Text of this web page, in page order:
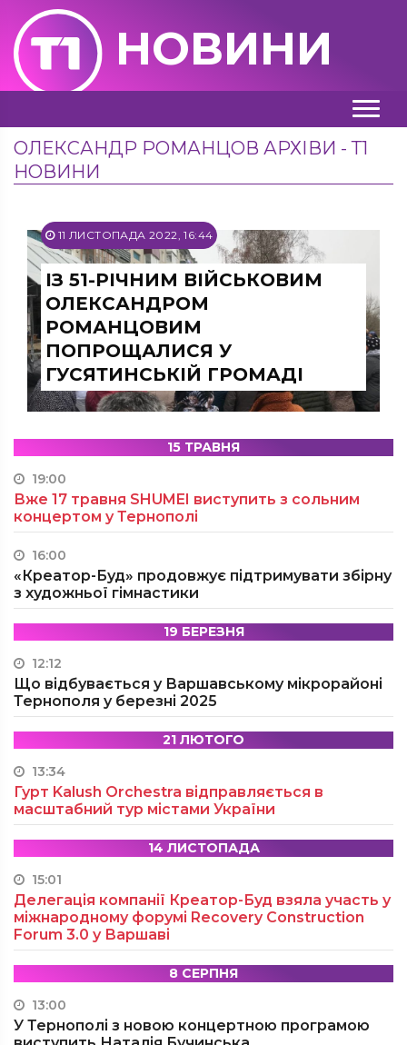
НОВИНИ
ОЛЕКСАНДР РОМАНЦОВ АРХІВИ - Т1
НОВИНИ
11 ЛИСТОПАДА 2022, 16:44
ІЗ 51-РІЧНИМ ВІЙСЬКОВИМ
ОЛЕКСАНДРОМ
РОМАНЦОВИМ
ПОПРОЩАЛИСЯ У
ГУСЯТИНСЬКІЙ ГРОМАДІ
15 ТРАВНЯ
19:00
Вже 17 травня SHUMEI виступить з сольним
концертом у Тернополі
16:00
«Креатор-Буд» продовжує підтримувати збірну
з художньої гімнастики
19 БЕРЕЗНЯ
12:12
Що відбувається у Варшавському мікрорайоні
Тернополя у березні 2025
21 ЛЮТОГО
13:34
Гурт Kalush Orchestra відправляється в
масштабний тур містами України
14 ЛИСТОПАДА
15:01
Делегація компанії Креатор-Буд взяла участь у
міжнародному форумі Recovery Construction
Forum 3.0 у Варшаві
8 СЕРПНЯ
13:00
У Тернополі з новою концертною програмою